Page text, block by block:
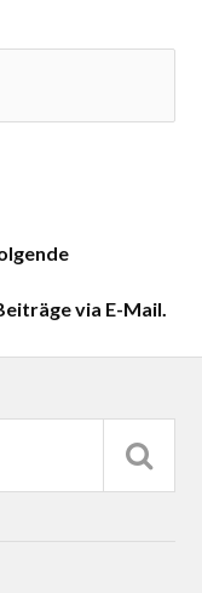
via E-Mail.